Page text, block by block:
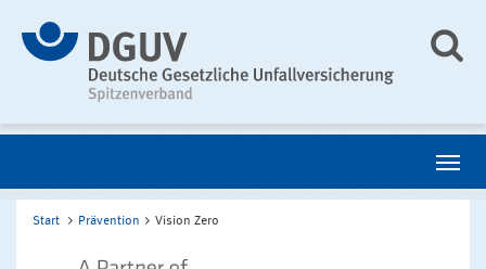
Start Prävention Vision Zero